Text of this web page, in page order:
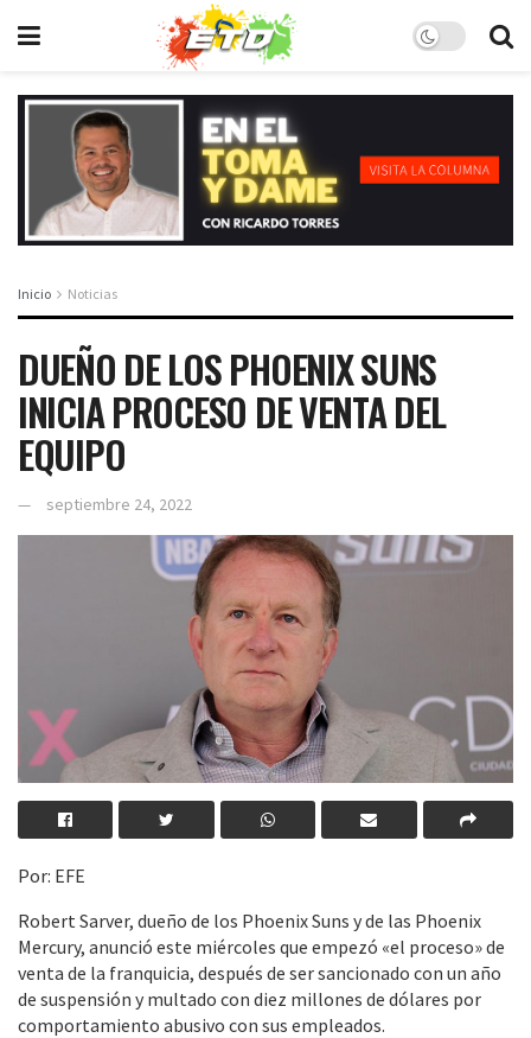
Inicio Noticias
DUEÑO DE LOS PHOENIX SUNS
INICIA PROCESO DE VENTA DEL
EQUIPO
septiembre 24, 2022
Por: EFE
Robert Sarver, dueño de los Phoenix Suns y de las Phoenix
Mercury, anunció este miércoles que empezó «el proceso» de
venta de la franquicia, después de ser sancionado con un año
de suspensión y multado con diez millones de dólares por
comportamiento abusivo con sus empleados.